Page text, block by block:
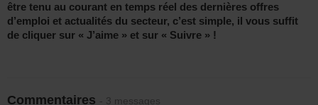
être tenu au courant en temps réel des dernières offres
d’emploi et actualités du secteur, c’est simple, il vous suffit
de cliquer sur « J’aime » et sur « Suivre » !
Commentaires - 3 messages